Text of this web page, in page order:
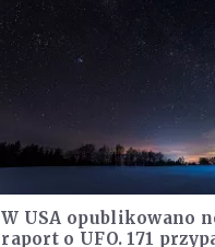
W USA opublikowano
raport o UFO. 171